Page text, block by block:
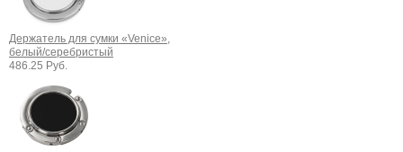
Держатель для сумки «Venice»,
белый/серебристый
486.25 Руб.